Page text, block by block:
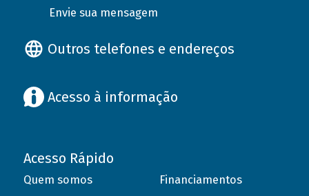
Envie sua mensagem
Outros telefones e endereços
Acesso à informação
Acesso Rápido
Quem somos
Financiamentos